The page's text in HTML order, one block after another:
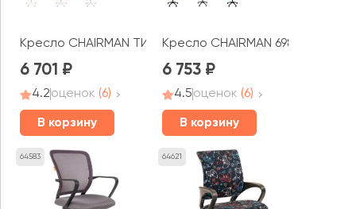
Кресло CHAIRMAN ТИН 105 белый пластик
6 701
4.2оценок (6)
В корзину
Кресло CHAIRMAN 698
6 753
4.5оценок (6)
В корзину
64583 64621